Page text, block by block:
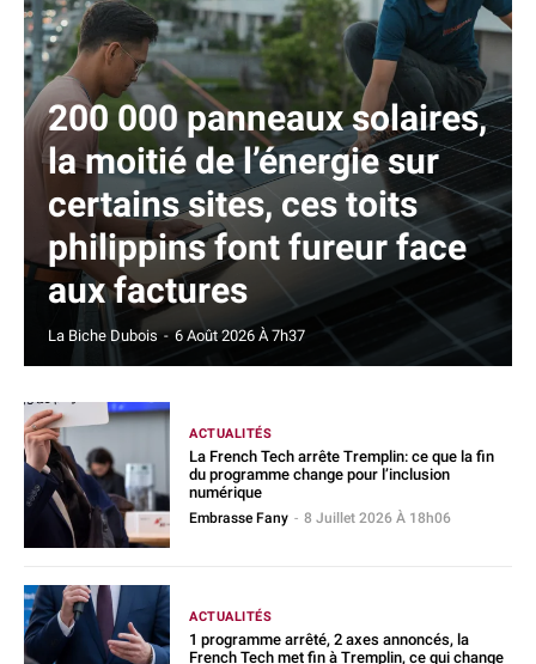
200 000 panneaux solaires,
la moitié de l’énergie sur
certains sites, ces toits
philippins font fureur face
aux factures
La Biche Dubois - 6 Août 2026 À 7h37
ACTUALITÉS
La French Tech arrête Tremplin: ce que la fin
du programme change pour l’inclusion
numérique
Embrasse Fany - 8 Juillet 2026 À 18h06
ACTUALITÉS
1 programme arrêté, 2 axes annoncés, la
French Tech met fin à Tremplin, ce qui change